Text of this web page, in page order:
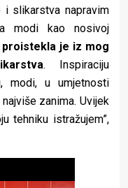
slikarstva napravim
modi kao nosivoj
proistekla je iz mog
. Inspiraciju
modi, u umjetnosti
zanima. Uvijek
tehniku istražujem”,